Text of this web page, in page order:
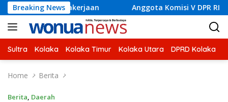
Skip
to
content
Breaking NewsAnggota Komisi V DPR RI H Ahmad Safei
Sultra Kolaka Kolaka Timur Kolaka Utara DPRD Kolaka
Home Berita
Berita, Daerah